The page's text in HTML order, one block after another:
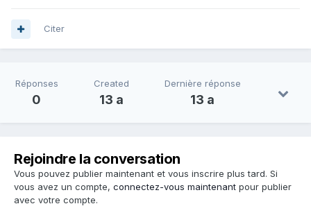
Citer
Réponses
0
Created
13 a
Dernière réponse
13 a
Rejoindre la conversation
Vous pouvez publier maintenant et vous inscrire plus tard. Si
vous avez un compte, connectez-vous maintenant pour publier
avec votre compte.